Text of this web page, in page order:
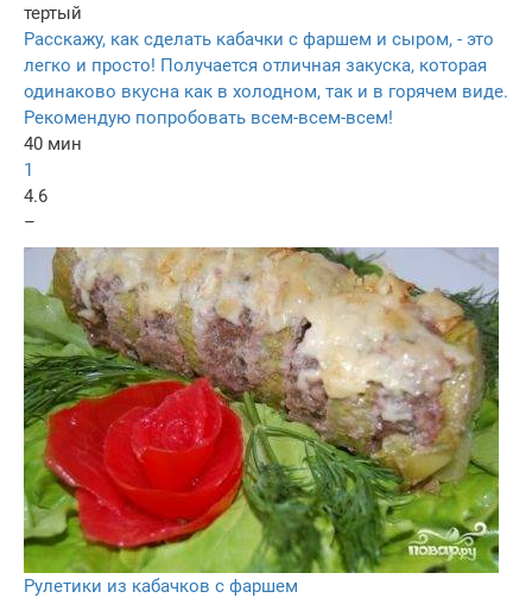
тертый
Расскажу, как сделать кабачки с фаршем и сыром, - это
легко и просто! Получается отличная закуска, которая
одинаково вкусна как в холодном, так и в горячем виде.
Рекомендую попробовать всем-всем-всем!
40 мин
1
4.6
–
Рулетики из кабачков с фаршем